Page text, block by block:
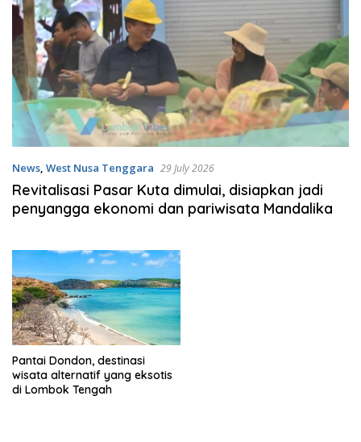
News, West Nusa Tenggara 29 July 2026
Revitalisasi Pasar Kuta dimulai, disiapkan jadi
penyangga ekonomi dan pariwisata Mandalika
Pantai Dondon, destinasi
wisata alternatif yang eksotis
di Lombok Tengah